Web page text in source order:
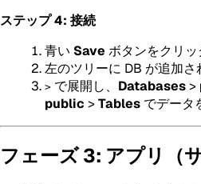
ステップ 4: 接続
青い Save ボタンをクリッ
左のツリーに DB が追加さ
> で展開し、 Databases>
public > Tables でデータ
フェーズ 3: アプリ（